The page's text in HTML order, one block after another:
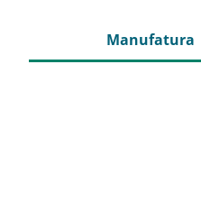
Manufatura